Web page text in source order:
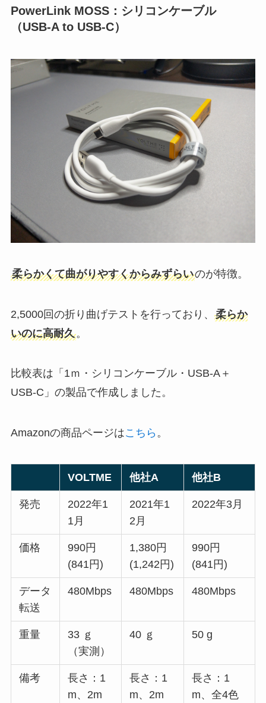
PowerLink MOSS：シリコンケーブル
（USB-A to USB-C）
柔らかくて曲がりやすくからみずらいのが特徴。
2,5000回の折り曲げテストを行っており、 柔らか
いのに高耐久。
比較表は「1ｍ・シリコンケーブル・USB-A＋
USB-C」の製品で作成しました。
Amazonの商品ページはこちら 。
VOLTME 他社A 他社B
発売
2022年1
1月
2021年1
2月
2022年3月
価格
990円
(841円)
1,380円
(1,242円)
990円
(841円)
データ
転送
480Mbps 480Mbps 480Mbps
重量
33 ｇ
（実測）
40 ｇ 50 g
備考
長さ：1
m、2m
長さ：1
m、2m
長さ：1
m、全4色